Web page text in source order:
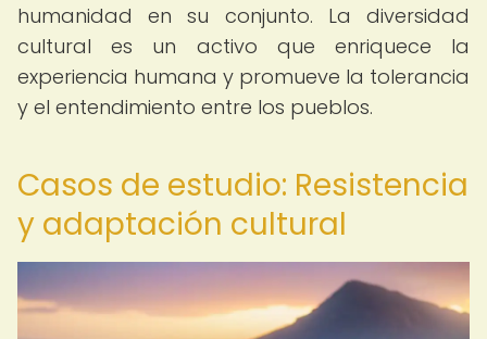
humanidad en su conjunto. La diversidad
cultural es un activo que enriquece la
experiencia humana y promueve la tolerancia
y el entendimiento entre los pueblos.
Casos de estudio: Resistencia
y adaptación cultural